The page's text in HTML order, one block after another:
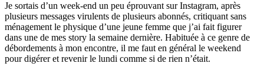
Je sortais d’un week-end un peu éprouvant sur Instagram, après
plusieurs messages virulents de plusieurs abonnés, critiquant sans
ménagement le physique d’une jeune femme que j’ai fait figurer
dans une de mes story la semaine dernière. Habituée à ce genre de
débordements à mon encontre, il me faut en général le weekend
pour digérer et revenir le lundi comme si de rien n’était.